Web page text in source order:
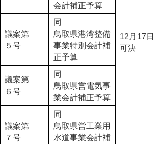
12月17日
可決
会計補正予算
議案第
５号
同
鳥取県港湾整備
事業特別会計補
正予算
議案第
６号
同
鳥取県営電気事
業会計補正予算
議案第
７号
同
鳥取県営工業用
水道事業会計補